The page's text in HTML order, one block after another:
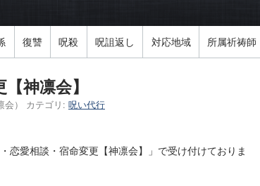
復讐 呪殺 呪詛返し 対応地域 所属祈祷師
神凛会】
） カテゴリ: 呪い代行
恋愛相談・宿命変更【神凛会】」で受け付けておりま